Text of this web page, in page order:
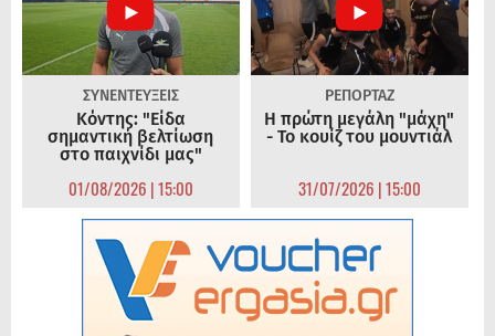
ΣΥΝΕΝΤΕΥΞΕΙΣ
Κόντης: "Είδα
σημαντική βελτίωση
στο παιχνίδι μας"
01/08/2026 | 15:00
ΡΕΠΟΡΤΑΖ
Η πρώτη μεγάλη "μάχη"
- Το κουίζ του μουντιάλ
31/07/2026 | 15:00